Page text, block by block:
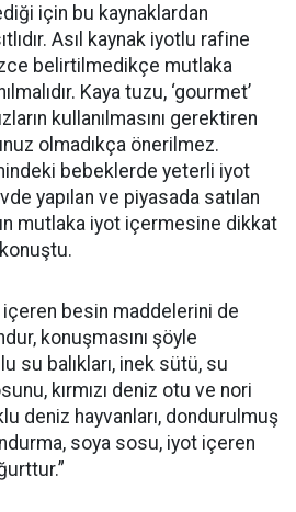
için bu kaynaklardan
Asıl kaynak iyotlu rafine
belirtilmedikçe mutlaka
Kaya tuzu, ‘gourmet’
kullanılmasını gerektiren
olmadıkça önerilmez.
bebeklerde yeterli iyot
yapılan ve piyasada satılan
mutlaka iyot içermesine dikkat
besin maddelerini de
konuşmasını şöyle
su balıkları, inek sütü, su
kırmızı deniz otu ve nori
deniz hayvanları, dondurulmuş
soya sosu, iyot içeren